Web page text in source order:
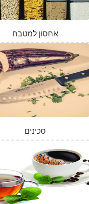
אחסון למטבח
סכינים